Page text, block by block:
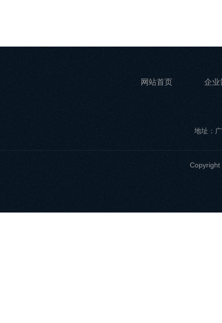
网站首页 企业
地址：